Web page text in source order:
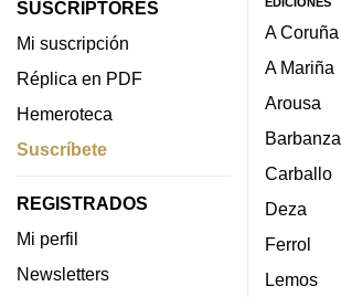
SUSCRIPTORES
Mi suscripción
Réplica en PDF
Hemeroteca
Suscríbete
REGISTRADOS
Mi perfil
Newsletters
A Coruña
A Mariña
Arousa
Barbanza
Carballo
Deza
Ferrol
Lemos